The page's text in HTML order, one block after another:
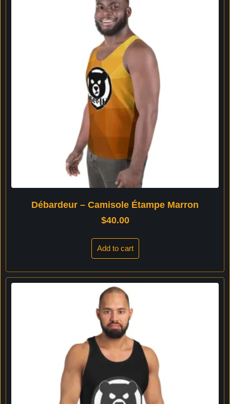
Débardeur – Camisole Étampe Marron
$40.00
Add to cart